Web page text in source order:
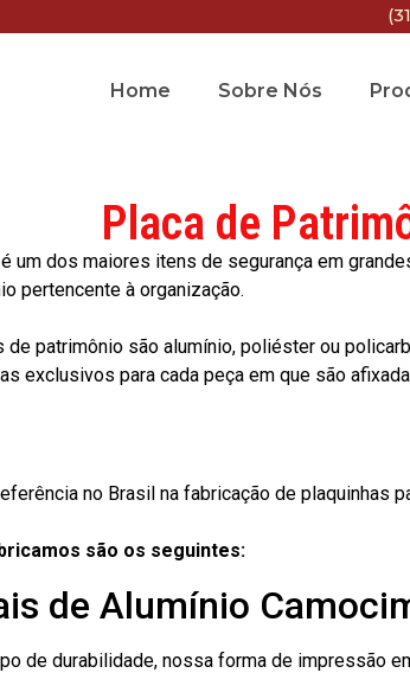
Home Sobre Nós
Placa de
um dos maiores itens de segurança em
pertencente à organização.
patrimônio são alumínio, poliéster ou
exclusivos para cada peça em que são
no Brasil na fabricação de plaquinhas
são os seguintes:
de Alumínio
de durabilidade, nossa forma de impressão